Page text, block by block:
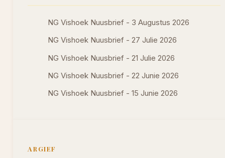
NG Vishoek Nuusbrief - 3 Augustus 2026
NG Vishoek Nuusbrief - 27 Julie 2026
NG Vishoek Nuusbrief - 21 Julie 2026
NG Vishoek Nuusbrief - 22 Junie 2026
NG Vishoek Nuusbrief - 15 Junie 2026
ARGIEF